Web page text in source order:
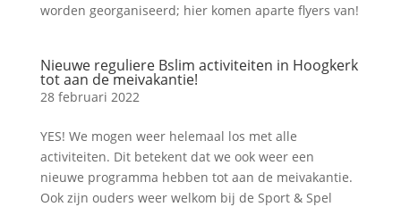
worden georganiseerd; hier komen aparte flyers van!
Nieuwe reguliere Bslim activiteiten in Hoogkerk
tot aan de meivakantie!
28 februari 2022
YES! We mogen weer helemaal los met alle
activiteiten. Dit betekent dat we ook weer een
nieuwe programma hebben tot aan de meivakantie.
Ook zijn ouders weer welkom bij de Sport & Spel